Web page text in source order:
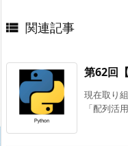
 関連記事
第62回
現在取り
「配列活